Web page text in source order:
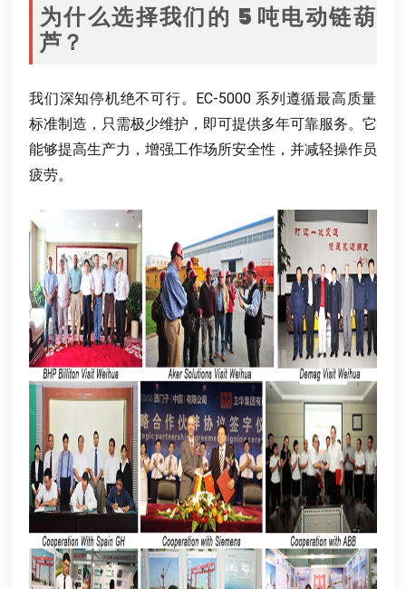
为什么选择我们的 5 吨电动链葫
芦？
我们深知停机绝不可行。 EC-5000 系列遵循最高质量
标准制造 ， 只需极少维护 ， 即可提供多年可靠服务。 它
能够提高生产力 ， 增强工作场所安全性 ， 并减轻操作员
疲劳。